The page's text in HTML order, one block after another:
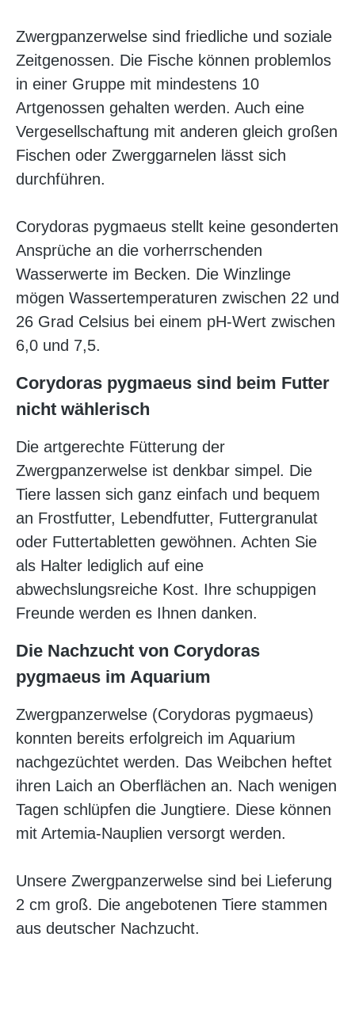
Zwergpanzerwelse sind friedliche und soziale
Zeitgenossen. Die Fische können problemlos
in einer Gruppe mit mindestens 10
Artgenossen gehalten werden. Auch eine
Vergesellschaftung mit anderen gleich großen
Fischen oder Zwerggarnelen lässt sich
durchführen.
Corydoras pygmaeus stellt keine gesonderten
Ansprüche an die vorherrschenden
Wasserwerte im Becken. Die Winzlinge
mögen Wassertemperaturen zwischen 22 und
26 Grad Celsius bei einem pH-Wert zwischen
6,0 und 7,5.
Corydoras pygmaeus sind beim Futter
nicht wählerisch
Die artgerechte Fütterung der
Zwergpanzerwelse ist denkbar simpel. Die
Tiere lassen sich ganz einfach und bequem
an Frostfutter, Lebendfutter, Futtergranulat
oder Futtertabletten gewöhnen. Achten Sie
als Halter lediglich auf eine
abwechslungsreiche Kost. Ihre schuppigen
Freunde werden es Ihnen danken.
Die Nachzucht von Corydoras
pygmaeus im Aquarium
Zwergpanzerwelse (Corydoras pygmaeus)
konnten bereits erfolgreich im Aquarium
nachgezüchtet werden. Das Weibchen heftet
ihren Laich an Oberflächen an. Nach wenigen
Tagen schlüpfen die Jungtiere. Diese können
mit Artemia-Nauplien versorgt werden.
Unsere Zwergpanzerwelse sind bei Lieferung
2 cm groß. Die angebotenen Tiere stammen
aus deutscher Nachzucht.